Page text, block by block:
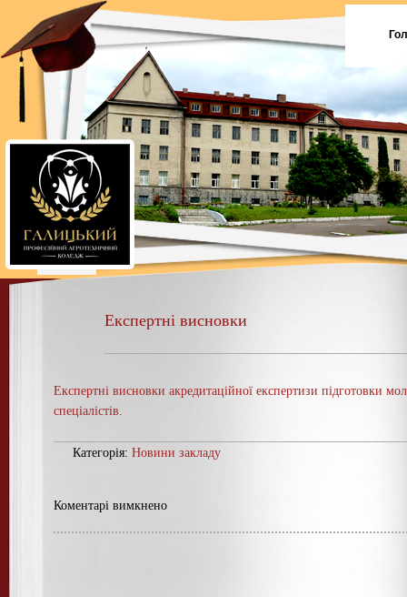
Експертні висновки
Експертні висновки акредитаційної експертизи підготовки
спеціалістів.
Категорія: Новини закладу
Коментарі вимкнено